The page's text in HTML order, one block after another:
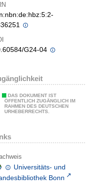
G24-04
DAS DOKUMENT IST
ÖFFENTLICH ZUGÄNGLICH IM
RAHMEN DES DEUTSCHEN
URHEBERRECHTS.
Universitäts- und
Bonn